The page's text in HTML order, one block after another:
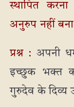
स्थापित
अनुरुप नहीं
प्रश्न : अपनी
इच्छुक भक्त
गुरुदेव के दिव्य